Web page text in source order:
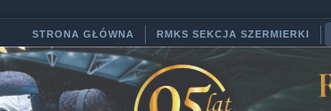
STRONA GŁÓWNA RMKS SEKCJA SZERMIERKI